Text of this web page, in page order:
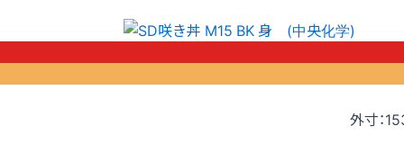
外寸：